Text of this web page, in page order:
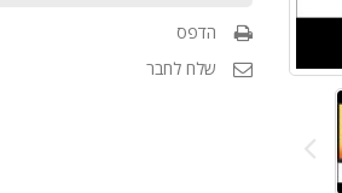
הדפס
שלח לחבר